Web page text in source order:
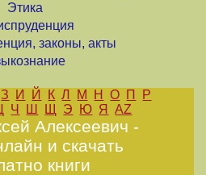
Этика
законы, акты
З И Й К Л М Н О П
Р
Ч Ш Щ Э Ю Я AZ
Алексеевич -
и скачать
книги